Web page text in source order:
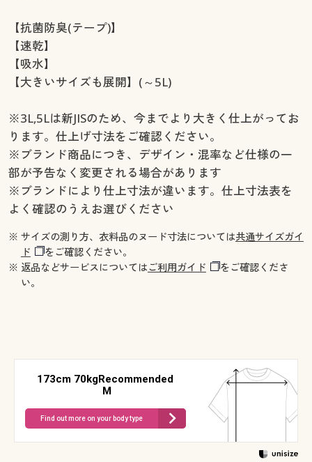
【抗菌防臭(テープ)】
【速乾】
【吸水】
【大きいサイズも展開】(～5L)
※3L,5Lは新JISのため、今までより大きく仕上がってお
ります。仕上げ寸法をご確認ください。
※ブランド商品につき、デザイン・混率など仕様の一
部が予告なく変更される場合があります
※ブランドにより仕上寸法が違います。仕上寸法表を
よく確認のうえお選びください
※ サイズの測り方、衣料品のヌード寸法については共通サイズガイ
ド
をご確認ください。
※ 返品などサービスについてはご利用ガイド
をご確認くださ
い。
173cm 70kgRecommended
M
Find out more on your body type